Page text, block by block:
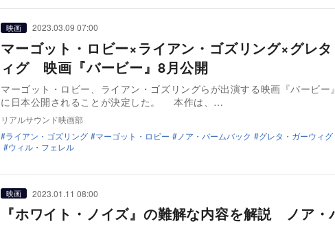
映画 2023.03.09 07:00
マーゴット・ロビー×ライアン・ゴズリング×グレ
ィグ 映画『バービー』8月公開
マーゴット・ロビー、ライアン・ゴズリングらが出演する映画『バービー
に日本公開されることが決定した。 本作は、…
リアルサウンド映画部
ライアン・ゴズリング
マーゴット・ロビー ノア・バームバック グレタ・ガーウィグ
ウィル・フェレル
映画 2023.01.11 08:00
『ホワイト・ノイズ』の難解な内容を解説 ノア・